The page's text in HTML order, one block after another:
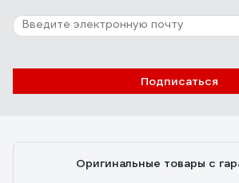
Подписаться
Оригинальные товары с